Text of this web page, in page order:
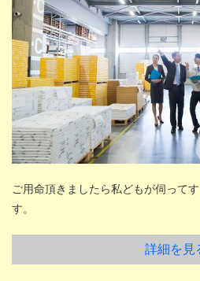
ご用命頂きましたら私どもが伺って
す。
詳細を見